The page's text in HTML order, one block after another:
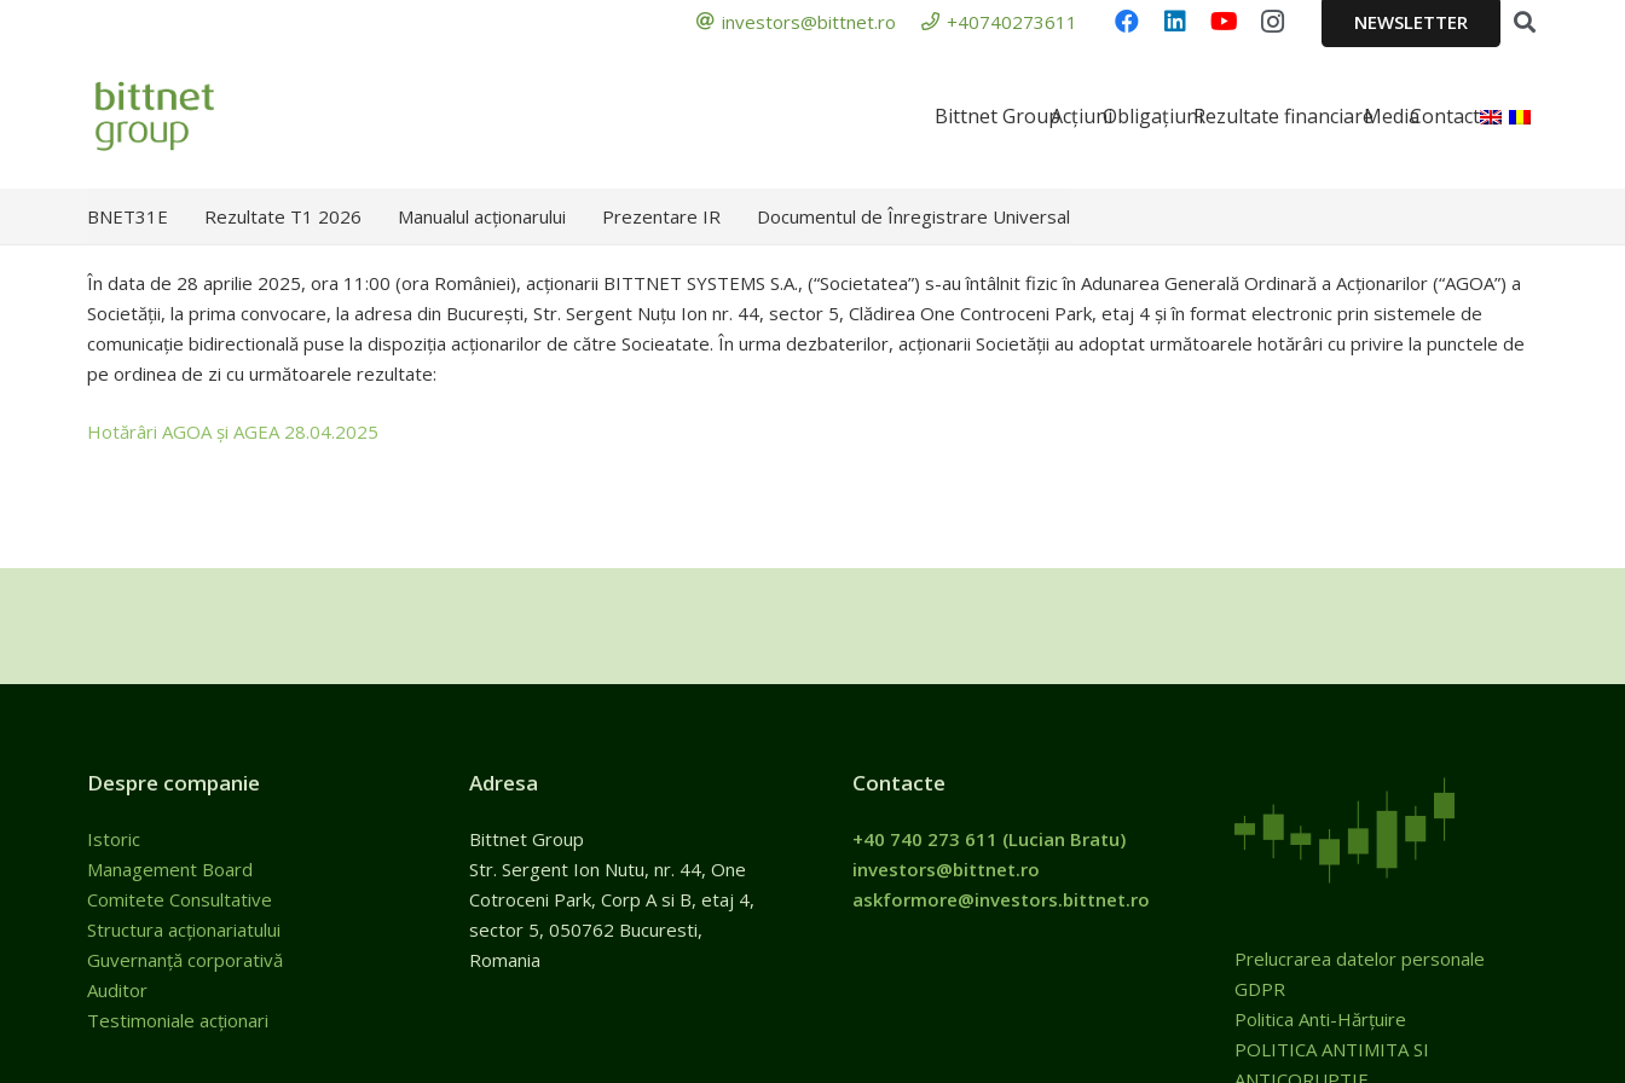
investors@bittnet.ro +40740273611 NEWSLETTER
Bittnet GroupAcțiuniObligațiuniRezultate financiareMediaContact
BNET31E Rezultate T1 2026 Manualul acționarului Prezentare IR Documentul de Înregistrare Universal
În data de 28 aprilie 2025, ora 11:00 (ora României), acționarii BITTNET SYSTEMS S.A., (“Societatea”) s-au întâlnit fizic în Adunarea Generală Ordinară a Acționarilor (“AGOA”) a
Societății, la prima convocare, la adresa din București, Str. Sergent Nuțu Ion nr. 44, sector 5, Clădirea One Controceni Park, etaj 4 și în format electronic prin sistemele de
comunicație bidirectională puse la dispoziția acționarilor de către Socieatate. În urma dezbaterilor, acționarii Societății au adoptat următoarele hotărâri cu privire la punctele de
pe ordinea de zi cu următoarele rezultate:
Hotărâri AGOA și AGEA 28.04.2025
Despre companie
Istoric
Management Board
Comitete Consultative
Structura acționariatului
Guvernanță corporativă
Auditor
Testimoniale acționari
Adresa
Bittnet Group
Str. Sergent Ion Nutu, nr. 44, One
Cotroceni Park, Corp A si B, etaj 4,
sector 5, 050762 Bucuresti,
Romania
Contacte
+40 740 273 611 (Lucian Bratu)
investors@bittnet.ro
askformore@investors.bittnet.ro
Prelucrarea datelor personale
GDPR
Politica Anti-Hărțuire
POLITICA ANTIMITA SI